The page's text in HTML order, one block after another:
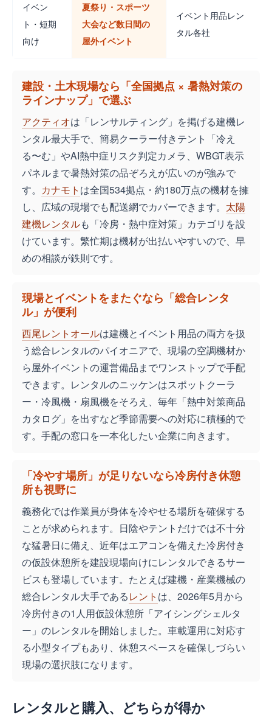
イベン
ト・短期
向け
夏祭り・スポーツ
大会など数日間の
屋外イベント
イベント用品レン
タル各社
建設・土木現場なら「全国拠点 × 暑熱対策の
ラインナップ」で選ぶ
アクティオは「レンサルティング」を掲げる建機レ
ンタル最大手で、簡易クーラー付きテント「冷え
る〜む」やAI熱中症リスク判定カメラ、WBGT表示
パネルまで暑熱対策の品ぞろえが広いのが強みで
す。 カナモト は全国534拠点・約180万点の機材を擁
し、広域の現場でも配送網でカバーできます。 太陽
建機レンタルも「冷房・熱中症対策」カテゴリを設
けています。繁忙期は機材が出払いやすいので、早
めの相談が鉄則です。
現場とイベントをまたぐなら「総合レンタ
ル」が便利
西尾レントオールは建機とイベント用品の両方を扱
う総合レンタルのパイオニアで、現場の空調機材か
ら屋外イベントの運営備品までワンストップで手配
できます。レンタルのニッケンはスポットクーラ
ー・冷風機・扇風機をそろえ、毎年「熱中対策商品
カタログ」を出すなど季節需要への対応に積極的で
す。手配の窓口を一本化したい企業に向きます。
「冷やす場所」が足りないなら冷房付き休憩
所も視野に
義務化では作業員が身体を冷やせる場所を確保する
ことが求められます。日陰やテントだけでは不十分
な猛暑日に備え、近年はエアコンを備えた冷房付き
の仮設休憩所を建設現場向けにレンタルできるサー
ビスも登場しています。たとえば建機・産業機械の
総合レンタル大手であるレント は、2026年5月から
冷房付きの1人用仮設休憩所「アイシングシェルタ
ー」のレンタルを開始しました。車載運用に対応す
る小型タイプもあり、休憩スペースを確保しづらい
現場の選択肢になります。
レンタルと購入、どちらが得か